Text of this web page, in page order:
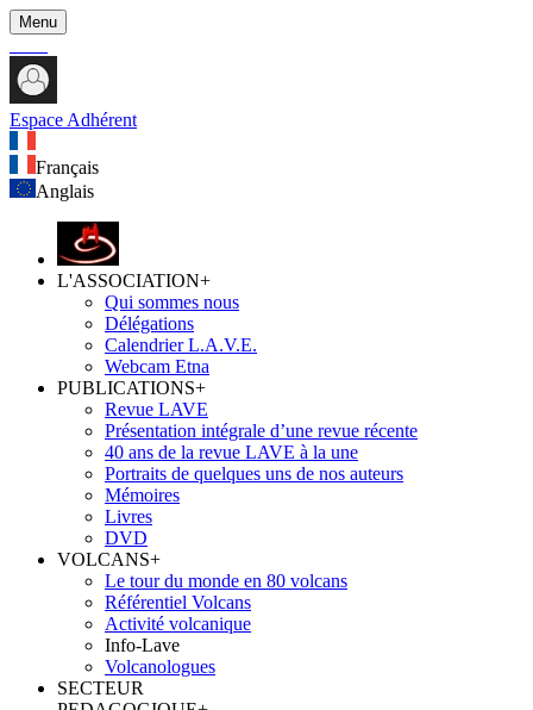
Menu
Espace Adhérent
Français
Anglais
L'ASSOCIATION+
Qui sommes nous
Délégations
Calendrier L.A.V.E.
Webcam Etna
PUBLICATIONS+
Revue LAVE
Présentation intégrale d’une revue récente
40 ans de la revue LAVE à la une
Portraits de quelques uns de nos auteurs
Mémoires
Livres
DVD
VOLCANS+
Le tour du monde en 80 volcans
Référentiel Volcans
Activité volcanique
Info-Lave
Volcanologues
SECTEUR